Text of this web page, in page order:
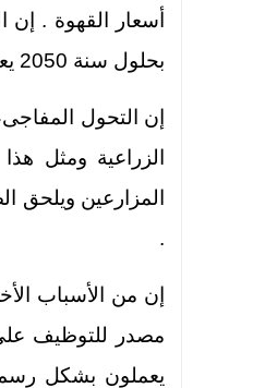
أسعار القهوة . إن
بحلول سنة 2050 يعني أن الأسعار مرشحة للزيادة.
إن التحول
الزراعية ومثل
المزارعين ويلحق
.
إن من الأسباب
يعملون بشكل